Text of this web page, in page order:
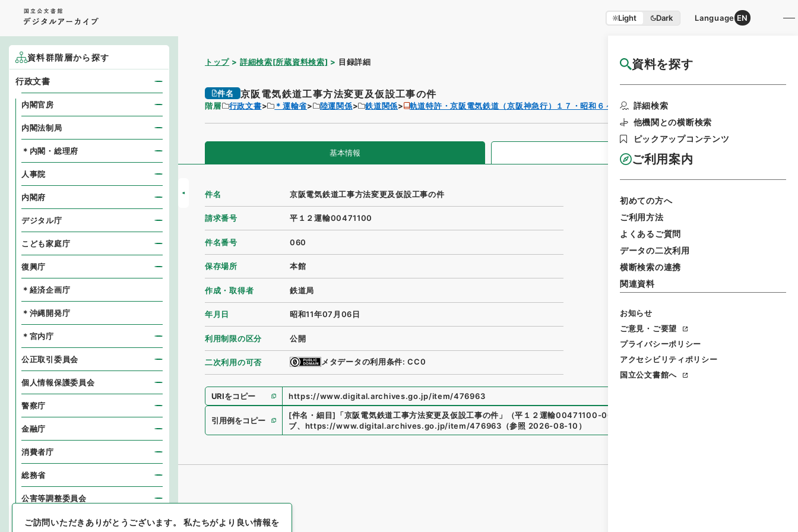
Light Dark Language EN
資料を探す
詳細検索
他機関との横断検索
ピックアップコンテンツ
ご利用案内
初めての方へ
ご利用方法
よくあるご質問
データの二次利用
横断検索の連携
関連資料
お知らせ
ご意見・ご要望
プライバシーポリシー
アクセシビリティポリシー
国立公文書館へ
トップ 詳細検索[所蔵資料検索] 目録詳細 国立公文書館HP利用案内
件名 京阪電気鉄道工事方法変更及仮設工事の件
階層 行政文書 ＊運輸省 陸運関係 鉄道関係 軌道特許・京阪電気鉄道（京阪神急行）１７・昭和６～１１年
基本情報 全ての情報
件名 京阪電気鉄道工事方法変更及仮設工事の件
請求番号 平１２運輸00471100
件名番号 060
保存場所 本館
作成・取得者 鉄道局
年月日 昭和11年07月06日
利用制限の区分 公開
二次利用の可否 メタデータの利用条件: CC0
URIをコピー https://www.digital.archives.go.jp/item/476963
引用例をコピー
[件名・細目] 「京阪電気鉄道工事方法変更及仮設工事の件 」 （平１２運輸00471100-06000
ブ、 https://www.digital.archives.go.jp/item/476963 （参照 2026-08-10 ）
資料群階層から探す
行政文書
内閣官房
内閣法制局
＊内閣・総理府
人事院
内閣府
デジタル庁
こども家庭庁
復興庁
＊経済企画庁
＊沖縄開発庁
＊宮内庁
公正取引委員会
個人情報保護委員会
警察庁
金融庁
消費者庁
総務省
公害等調整委員会
消防庁
ご訪問いただきありがとうございます。私たちがより良い情報を